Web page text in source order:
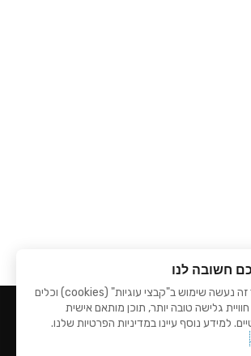
חשובה לנו
לידיעתכם, באתר זה נעשה שימוש ב"קבצי עוגיות" (cookies) וכלים
גלישה טובה יותר, תוכן מותאם אישית
למידע נוסף עיינו במדיניות הפרטיות שלנו.